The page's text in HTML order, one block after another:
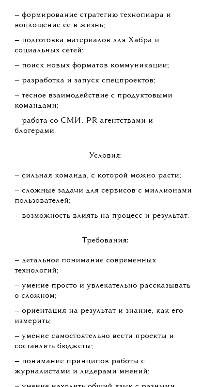
— формирование стратегию технопиара и
воплощение ее в жизнь;
— подготовка материалов для Хабра и
социальных сетей;
— поиск новых форматов коммуникации;
— разработка и запуск спецпроектов;
— тесное взаимодействие с продуктовыми
командами;
— работа со СМИ, PR-агентствами и
блогерами.
Условия:
— сильная команда, с которой можно расти;
— сложные задачи для сервисов с миллионами
пользователей;
— возможность влиять на процесс и результат.
Требования:
— детальное понимание современных
технологий;
— умение просто и увлекательно рассказывать
о сложном;
— ориентация на результат и знание, как его
измерить;
— умение самостоятельно вести проекты и
составлять бюджеты;
— понимание принципов работы с
журналистами и лидерами мнений;